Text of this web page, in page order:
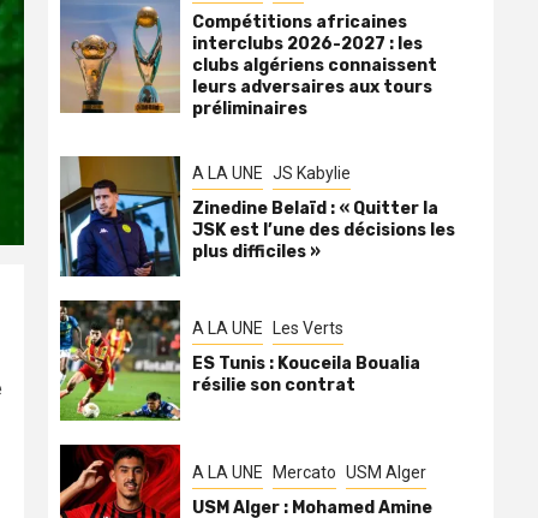
Compétitions africaines
interclubs 2026-2027 : les
clubs algériens connaissent
leurs adversaires aux tours
préliminaires
A LA UNE JS Kabylie
Zinedine Belaïd : « Quitter la
JSK est l’une des décisions les
plus difficiles »
A LA UNE Les Verts
ES Tunis : Kouceila Boualia
résilie son contrat
A LA UNE Mercato USM Alger
USM Alger : Mohamed Amine